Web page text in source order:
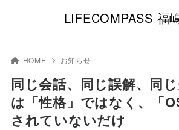
LIFECOMPASS 福
HOME お知らせ
同じ会話、同じ誤解、同
は「性格」ではなく、「
されていないだけ